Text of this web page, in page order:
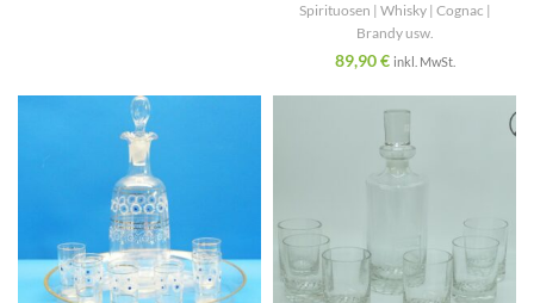
Spirituosen | Whisky | Cognac |
Brandy usw.
89,90€ inkl. MwSt.